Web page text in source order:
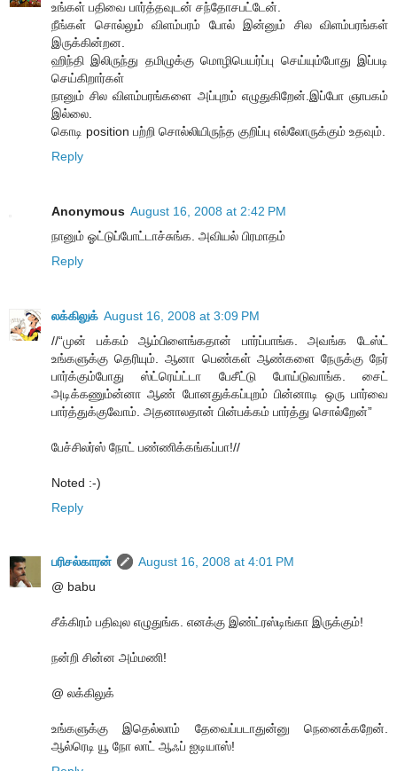
உங்கள் பதிவை பார்த்தவுடன் சந்தோசபட்டேன்.
நீங்கள் சொல்லும் விளம்பரம் போல் இன்னும் சில விளம்பரங்கள்
இருக்கின்றன.
ஹிந்தி இலிருந்து தமிழுக்கு மொழிபெயர்ப்பு செய்யும்போது இப்படி
செய்கிறார்கள்
நானும் சில விளம்பரங்களை அப்புறம் எழுதுகிறேன்.இப்போ ஞாபகம்
இல்லை.
கொடி position பற்றி சொல்லியிருந்த குறிப்பு எல்லோருக்கும் உதவும்.
Reply
Anonymous August 16, 2008 at 2:42 PM
நானும் ஓட்டுப்போட்டாச்சுங்க. அவியல் பிரமாதம்
Reply
லக்கிலுக் August 16, 2008 at 3:09 PM
//“முன் பக்கம் ஆம்பிளைங்கதான் பார்ப்பாங்க. அவங்க டேஸ்ட்
உங்களுக்கு தெரியும். ஆனா பெண்கள் ஆண்களை நேருக்கு நேர்
பார்க்கும்போது ஸ்ட்ரெய்ட்டா பேசீட்டு போய்டுவாங்க. சைட்
அடிக்கணும்ன்னா ஆண் போனதுக்கப்புறம் பின்னாடி ஒரு பார்வை
பார்த்துக்குவோம். அதனாலதான் பின்பக்கம் பார்த்து சொல்றேன்”
பேச்சிலர்ஸ் நோட் பண்ணிக்கங்கப்பா!//
Noted :-)
Reply
பரிசல்காரன்
August 16, 2008 at 4:01 PM
@ babu
சீக்கிரம் பதிவுல எழுதுங்க. எனக்கு இண்ட்ரஸ்டிங்கா இருக்கும்!
நன்றி சின்ன அம்மணி!
@ லக்கிலுக்
உங்களுக்கு இதெல்லாம் தேவைப்படாதுன்னு நெனைக்கறேன்.
ஆல்ரெடி யூ நோ லாட் ஆஃப் ஐடியாஸ்!